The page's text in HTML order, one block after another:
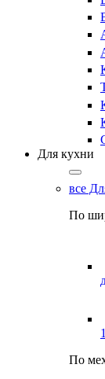
Для кухни
все
По
По